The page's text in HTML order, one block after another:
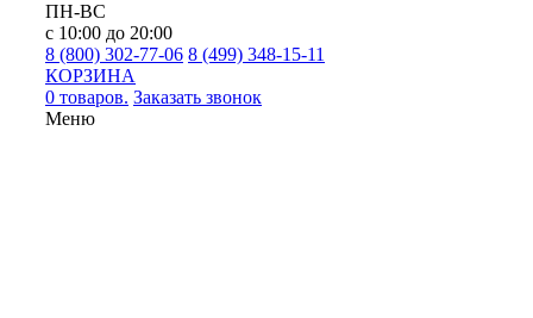
ПН-ВС
с 10:00 до 20:00
8 (800) 302-77-06 8 (499) 348-15-11
КОРЗИНА
0 товаров. Заказать звонок
Меню